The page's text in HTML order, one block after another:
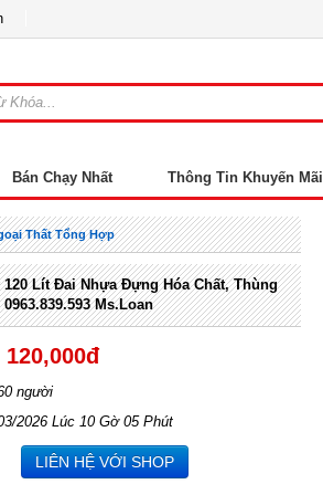
Bán Chạy Nhất Thông Tin Khuyến Mãi
Thất Tổng Hợp
Lít Đai Nhựa Đựng Hóa Chất, Thùng
Ms.Loan
người
2026 Lúc 10 Gờ 05 Phút
LIÊN HỆ VỚI SHOP